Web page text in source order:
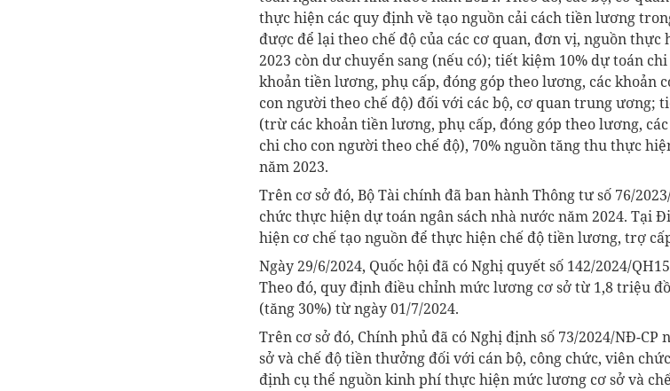
thực hiện các quy định về tạo nguồn cải cách tiền lương
được để lại theo chế độ của các cơ quan, đơn vị, nguồn
2023 còn dư chuyển sang (nếu có); tiết kiệm 10% dự toán
khoản tiền lương, phụ cấp, đóng góp theo lương, các khoản
con người theo chế độ) đối với các bộ, cơ quan trung ương;
(trừ các khoản tiền lương, phụ cấp, đóng góp theo lương,
chi cho con người theo chế độ), 70% nguồn tăng thu thực
năm 2023.
Trên cơ sở đó, Bộ Tài chính đã ban hành Thông tư số 76/
chức thực hiện dự toán ngân sách nhà nước năm 2024. Tại
hiện cơ chế tạo nguồn để thực hiện chế độ tiền lương, trợ
Ngày 29/6/2024, Quốc hội đã có Nghị quyết số 142/2024/
Theo đó, quy định điều chỉnh mức lương cơ sở từ 1,8 triệu
(tăng 30%) từ ngày 01/7/2024.
Trên cơ sở đó, Chính phủ đã có Nghị định số 73/2024/NĐ-
sở và chế độ tiền thưởng đối với cán bộ, công chức, viên
định cụ thể nguồn kinh phí thực hiện mức lương cơ sở và